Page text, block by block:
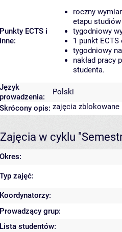
Punkty ECTS i
inne:
roczny
etapu studiów
tygodniowy
1 punkt
tygodniowy
nakład pracy
studenta.
Język
prowadzenia:
Polski
Skrócony opis: zajęcia zblokowane
Zajęcia w cyklu
Okres:
Typ zajęć:
Koordynatorzy:
Prowadzący grup:
Lista studentów: